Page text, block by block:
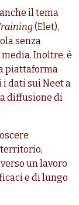
il tema
(Elet),
senza
Inoltre, è
piattaforma
dati sui Neet a
diffusione di
un lavoro
e di lungo